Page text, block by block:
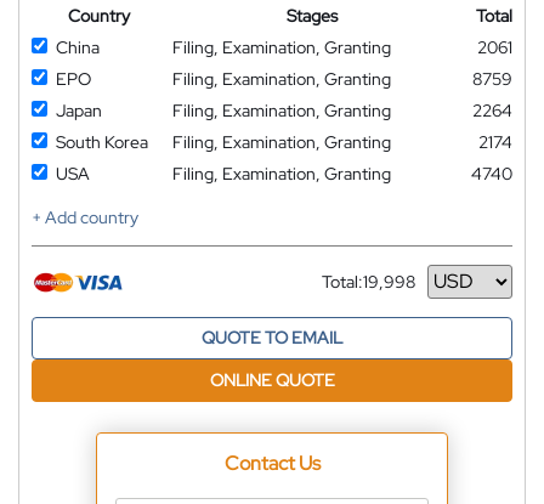
Country Stages
Total
China
Filing, Examination, Granting
2061
EPO
Filing, Examination, Granting
8759
Japan
Filing, Examination, Granting
2264
South Korea
Filing, Examination, Granting
2174
USA
Filing, Examination, Granting
4740
+ Add country
Total:19,998
Currency
QUOTE TO EMAIL
ONLINE QUOTE
Contact Us